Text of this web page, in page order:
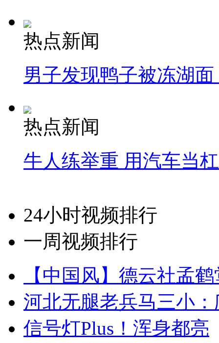
热点新闻
男子发现鸭子被冻湖
热点新闻
牛人练举重 用汽车当
24小时视频排行
一周视频排行
【中国风】德云社孟
河北无腿老兵马三小
信号灯Plus！浑身都亮